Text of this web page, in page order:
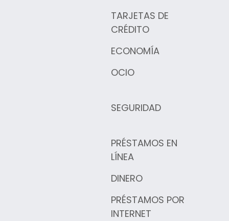
TARJETAS DE
CRÉDITO
ECONOMÍA
OCIO
SEGURIDAD
PRÉSTAMOS EN
LÍNEA
DINERO
PRÉSTAMOS POR
INTERNET